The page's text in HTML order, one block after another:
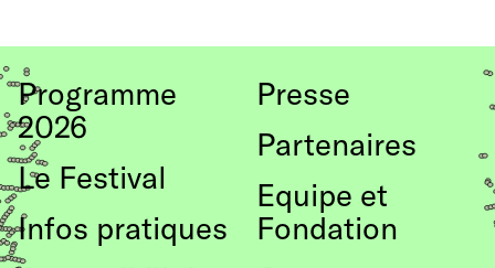
le
Programme
2026
Le Festival
Infos pratiques
Presse
Partenaires
Equipe et
Fondation